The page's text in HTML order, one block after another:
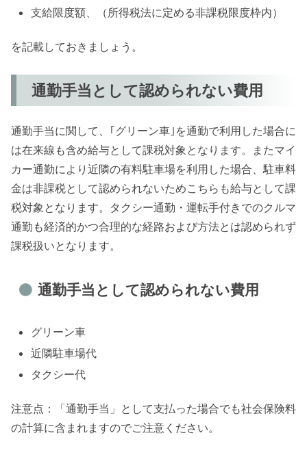
支給限度額、（所得税法に定める非課税限度枠内）
を記載しておきましょう。
通勤手当として認められない費用
通勤手当に関して、｢グリーン車｣を通勤で利用した場合に
は在来線も含め給与として課税対象となります。またマイ
カー通勤により近隣の有料駐車場を利用した場合、駐車料
金は非課税として認められないためこちらも給与として課
税対象となります。タクシー通勤・運転手付きでのクルマ
通勤も経済的かつ合理的な経路および方法とは認められず
課税扱いとなります。
通勤手当として認められない費用
グリーン車
近隣駐車場代
タクシー代
注意点：「通勤手当」として支払った場合でも社会保険料
の計算に含まれますのでご注意ください。